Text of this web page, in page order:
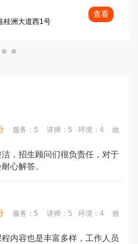
桂洲大道西1号
查看
服务：5 讲师：5 环境：4
效
，招生顾问们很负责任，对于
心解答。
服务：5 讲师：5 环境：4
效
内容也是丰富多样，工作人员